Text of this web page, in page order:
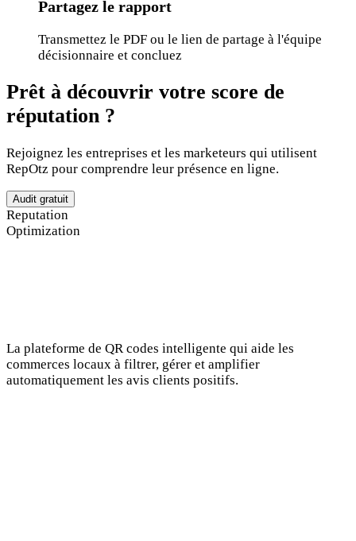
Partagez le rapport
Transmettez le PDF ou le lien de partage à l'équipe
décisionnaire et concluez
Prêt à découvrir votre score de
réputation ?
Rejoignez les entreprises et les marketeurs qui utilisent
RepOtz pour comprendre leur présence en ligne.
Audit gratuit
Reputation
Optimization
La plateforme de QR codes intelligente qui aide les
commerces locaux à filtrer, gérer et amplifier
automatiquement les avis clients positifs.